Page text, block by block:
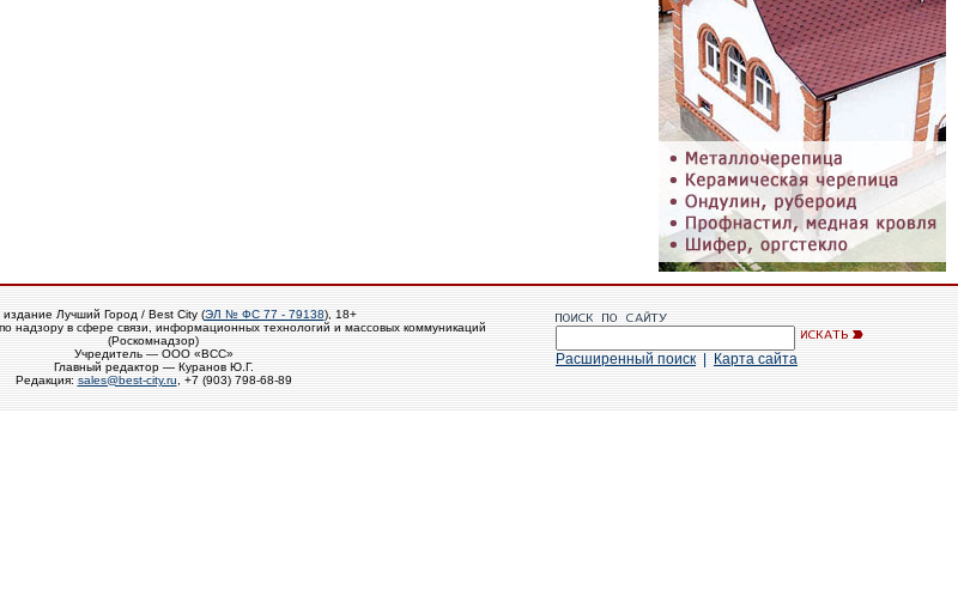
издание Лучший Город / Best City (ЭЛ № ФС 77 - 79138), 18+
надзору в сфере связи, информационных технологий и массовых коммуникаций
(Роскомнадзор)
Учредитель — ООО «ВСС»
Главный редактор — Куранов Ю.Г.
Редакция: sales@best-city.ru , +7 (903) 798-68-89
Расширенный поиск Карта сайта